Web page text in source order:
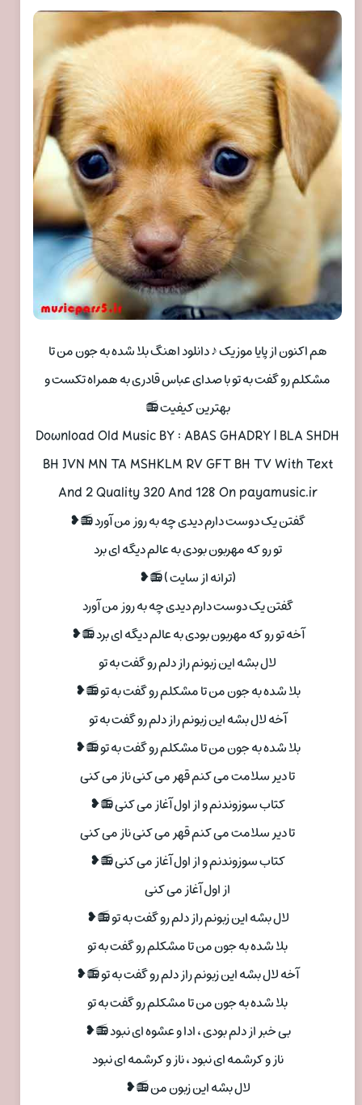
هم اکنون از پایا موزیک ♪ دانلود اهنگ بلا شده به جون من تا
مشکلم رو گفت به تو با صدای عباس قادری به همراه تکست و
بهترین کیفیت 📻
Download Old Music BY : ABAS GHADRY | BLA SHDH
BH JVN MN TA MSHKLM RV GFT BH TV With Text
And 2 Quality 320 And 128 On payamusic.ir
گفتن یک دوست دارم دیدی چه به روز من آورد 📻❥
تو رو که مهربون بودی به عالم دیگه ای برد
(ترانه از سایت ) 📻❥
گفتن یک دوست دارم دیدی چه به روز من آورد
آخه تو رو که مهربون بودی به عالم دیگه ای برد 📻❥
لال بشه این زبونم راز دلم رو گفت به تو
بلا شده به جون من تا مشکلم رو گفت به تو 📻❥
آخه لال بشه این زبونم راز دلم رو گفت به تو
بلا شده به جون من تا مشکلم رو گفت به تو 📻❥
تا دیر سلامت می کنم قهر می کنی ناز می کنی
کتاب سوزوندنم و از اول آغاز می کنی 📻❥
تا دیر سلامت می کنم قهر می کنی ناز می کنی
کتاب سوزوندنم و از اول آغاز می کنی 📻❥
از اول آغاز می کنی
لال بشه این زبونم راز دلم رو گفت به تو 📻❥
بلا شده به جون من تا مشکلم رو گفت به تو
آخه لال بشه این زبونم راز دلم رو گفت به تو 📻❥
بلا شده به جون من تا مشکلم رو گفت به تو
بی خبر از دلم بودی ، ادا و عشوه ای نبود 📻❥
ناز و کرشمه ای نبود ، ناز و کرشمه ای نبود
لال بشه این زبون من 📻❥